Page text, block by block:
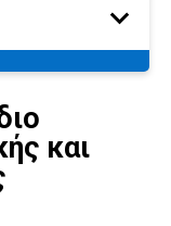
Σχόλια
και